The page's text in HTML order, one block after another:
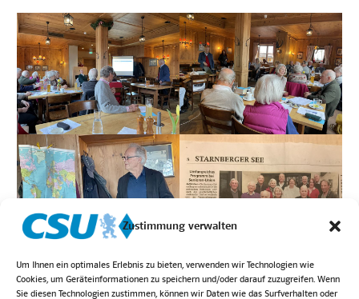
Zustimmung verwalten
Um Ihnen ein optimales Erlebnis zu bieten, verwenden wir Technologien wie
Cookies, um Geräteinformationen zu speichern und/oder darauf zuzugreifen. Wenn
Sie diesen Technologien zustimmen, können wir Daten wie das Surfverhalten oder